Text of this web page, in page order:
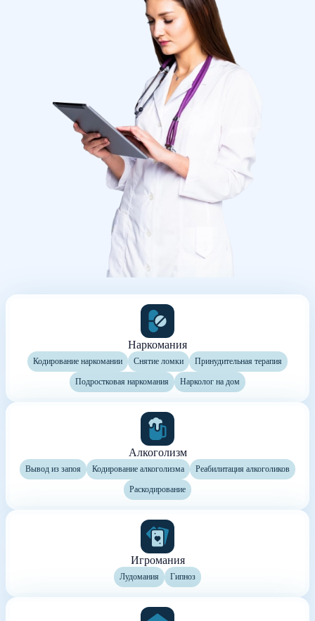
Наркомания
Кодирование наркомании Снятие ломки Принудительная терапия
Подростковая наркомания Нарколог на дом
Алкоголизм
Вывод из запоя Кодирование алкоголизма Реабилитация алкоголиков
Раскодирование
Игромания
Лудомания Гипноз